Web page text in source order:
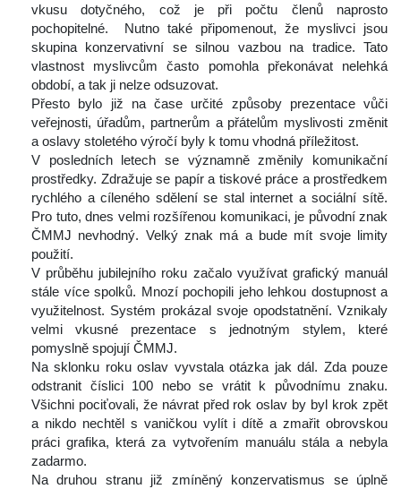
vkusu dotyčného, což je při počtu členů naprosto
pochopitelné. Nutno také připomenout, že myslivci jsou
kupina konzervativní se silnou vazbou na tradice. Tato
vlastnost myslivcům často pomohla překonávat nelehká
období, a tak ji nelze odsuzovat.
Přesto bylo již na čase určité způsoby prezentace vůči
veřejnosti, úřadům, partnerům a přátelům myslivosti změnit
a oslavy stoletého výročí byly k tomu vhodná příležitost.
V posledních letech se významně změnily komunikační
prostředky. Zdražuje se papír a tiskové práce a prostředkem
rychlého a cíleného sdělení se stal internet a sociální sítě.
Pro tuto, dnes velmi rozšířenou komunikaci, je původní znak
ČMMJ nevhodný. Velký znak má a bude mít svoje limity
použití.
V průběhu jubilejního roku začalo využívat grafický manuál
tále více spolků. Mnozí pochopili jeho lehkou dostupnost a
využitelnost. Systém prokázal svoje opodstatnění. Vznikaly
velmi vkusné prezentace s jednotným stylem, které
pomyslně spojují ČMMJ.
Na sklonku roku oslav vyvstala otázka jak dál. Zda pouze
odstranit číslici 100 nebo se vrátit k původnímu znaku.
Všichni pociťovali, že návrat před rok oslav by byl krok zpět
a nikdo nechtěl s vaničkou vylít i dítě a zmařit obrovskou
práci grafika, která za vytvořením manuálu stála a nebyla
zadarmo.
Na druhou stranu již zmíněný konzervatismus se úplně